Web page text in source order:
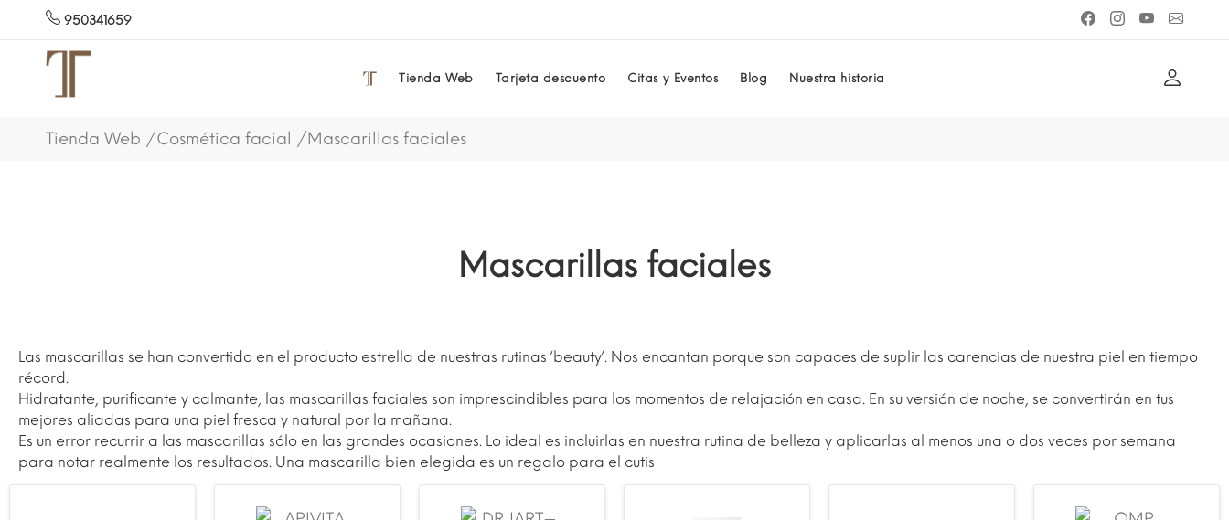
950341659
Tienda Web Tarjeta descuento Citas y Eventos Blog Nuestra historia
Tienda Web Cosmética facial Mascarillas faciales
Mascarillas faciales
Las mascarillas se han convertido en el producto estrella de nuestras rutinas ‘beauty‘. Nos encantan porque son capaces de suplir las carencias de nuestra piel en tiempo
récord.
Hidratante, purificante y calmante, las mascarillas faciales son imprescindibles para los momentos de relajación en casa. En su versión de noche, se convertirán en tus
mejores aliadas para una piel fresca y natural por la mañana.
Es un error recurrir a las mascarillas sólo en las grandes ocasiones. Lo ideal es incluirlas en nuestra rutina de belleza y aplicarlas al menos una o dos veces por semana
para notar realmente los resultados. Una mascarilla bien elegida es un regalo para el cutis